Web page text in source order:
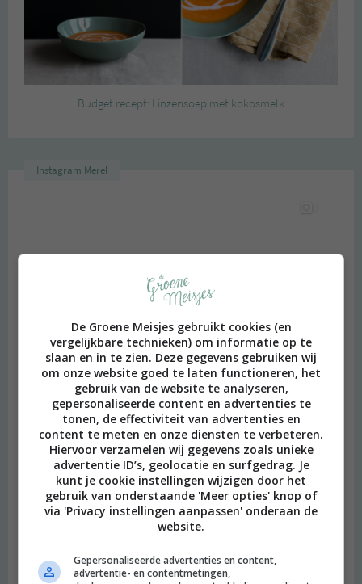
Budget recept: Linzensoep met kokosmelk
Instagram Merel
De Groene Meisjes gebruikt cookies (en
vergelijkbare technieken) om informatie op te
slaan en in te zien. Deze gegevens gebruiken wij
om onze website goed te laten functioneren, het
gebruik van de website te analyseren,
gepersonaliseerde content en advertenties te
tonen, de effectiviteit van advertenties en
content te meten en onze diensten te verbeteren.
Hiervoor verzamelen wij gegevens zoals unieke
advertentie ID’s, geolocatie en surfgedrag. Je
kunt je cookie instellingen wijzigen door het
gebruik van onderstaande 'Meer opties' knop of
via 'Privacy instellingen aanpassen' onderaan de
website.
Gepersonaliseerde advertenties en content,
advertentie- en contentmetingen,